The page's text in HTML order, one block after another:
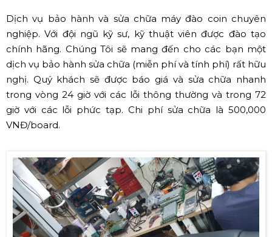
Dịch vụ bảo hành và sửa chữa máy đào coin chuyên
nghiệp. Với đội ngũ kỹ sư, kỹ thuật viên được đào tạo
chính hãng. Chúng Tôi sẽ mang đến cho các bạn một
dịch vụ bảo hành sửa chữa (miễn phí và tính phí) rất hữu
nghị. Quý khách sẽ được báo giá và sửa chữa nhanh
trong vòng 24 giờ với các lỗi thông thường và trong 72
giờ với các lỗi phức tạp. Chi phí sửa chữa là 500,000
VNĐ/board.